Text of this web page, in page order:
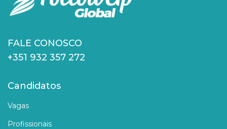
FALE CONOSCO
+351 932 357 272
Candidatos
Vagas
Profissionais